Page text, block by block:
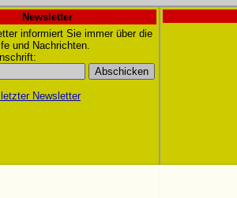
Newsletter
informiert Sie immer über die
und Nachrichten.
Newsletter